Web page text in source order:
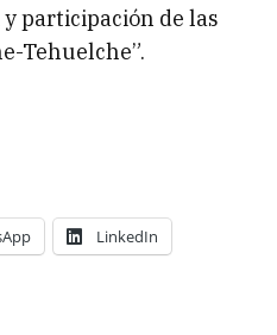
participación de las
Tehuelche”.
LinkedIn